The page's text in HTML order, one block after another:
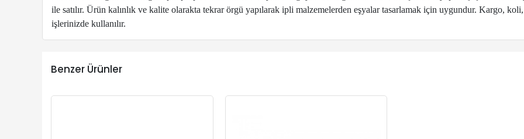
ile satılır. Ürün kalınlık ve kalite olarakta tekrar örgü yapılarak ipli malzemelerden eşyalar tasarlamak için uygundur. Kargo,
işlerinizde kullanılır.
Benzer Ürünler